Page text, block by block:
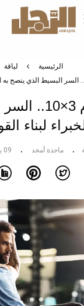
الرئيسية
لياقة
ماهو نظام
لبناء
ماجدة أمجد 09 يونيو 2026